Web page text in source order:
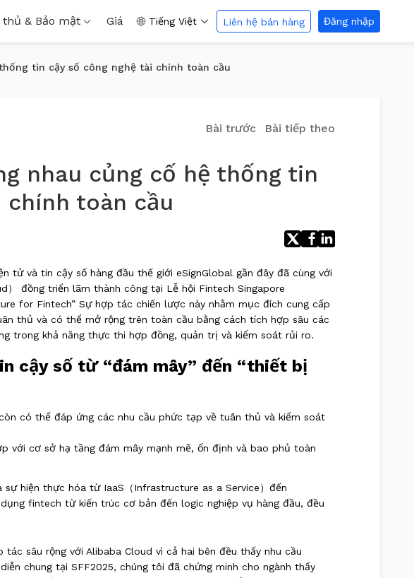
thủ & Bảo mật Giá Tiếng Việt Liên hệ bán hàng Đăng nhập
tin cậy số công nghệ tài chính toàn cầu
Bài trước Bài tiếp theo
nhau củng cố hệ thống tin
chính toàn cầu
tử và tin cậy số hàng đầu thế giới eSignGlobal gần đây đã cùng với
）
đồng triển lãm thành công tại Lễ hội Fintech Singapore
for Fintech” Sự hợp tác chiến lược này nhằm mục đích cung cấp
thủ và có thể mở rộng trên toàn cầu bằng cách tích hợp sâu các
trong khả năng thực thi hợp đồng, quản trị và kiểm soát rủi ro.
cậy số từ “đám mây” đến “thiết bị
có thể đáp ứng các nhu cầu phức tạp về tuân thủ và kiểm soát
với cơ sở hạ tầng đám mây mạnh mẽ, ổn định và bao phủ toàn
sự hiện thực hóa từ IaaS（Infrastructure as a Service）đến
fintech từ kiến trúc cơ bản đến logic nghiệp vụ hàng đầu, đều
sâu rộng với Alibaba Cloud vì cả hai bên đều thấy nhu cầu
chung tại SFF2025, chúng tôi đã chứng minh cho ngành thấy